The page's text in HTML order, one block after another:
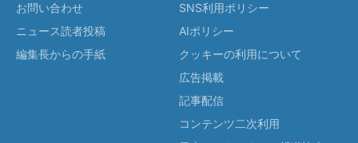
お問い合わせ
ニュース読者投稿
編集長からの手紙
SNS利用ポリシー
AIポリシー
クッキーの利用について
広告掲載
記事配信
コンテンツ二次利用